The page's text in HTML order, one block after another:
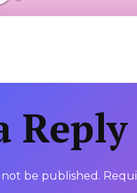
Reply
be published.